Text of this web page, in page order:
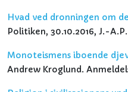
Hvad ved dronningen om
Politiken, 30.10.2016, J.-
Monoteismens iboende
Andrew Kroglund.